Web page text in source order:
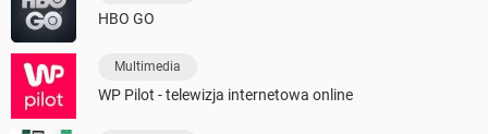
HBO GO
Multimedia
WP Pilot - telewizja internetowa online